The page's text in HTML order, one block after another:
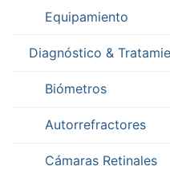
Equipamiento
Diagnóstico &
Biómetros
Autorrefractores
Cámaras Retinales